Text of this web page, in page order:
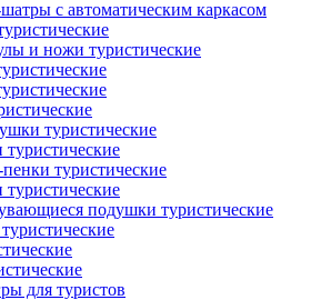
с автоматическим каркасом
и ножи туристические
туристические
туристические
подушки туристические
для туристов